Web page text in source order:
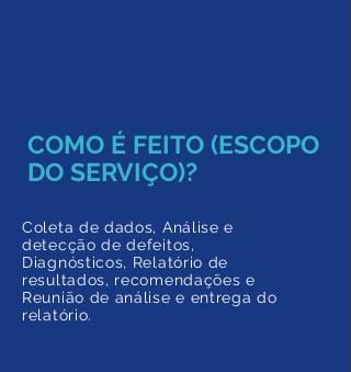
COMO É FEITO (ESCOPO
DO SERVIÇO)?
Coleta de dados, Análise e
detecção de defeitos,
Diagnósticos, Relatório de
resultados, recomendações e
Reunião de análise e entrega do
relatório.